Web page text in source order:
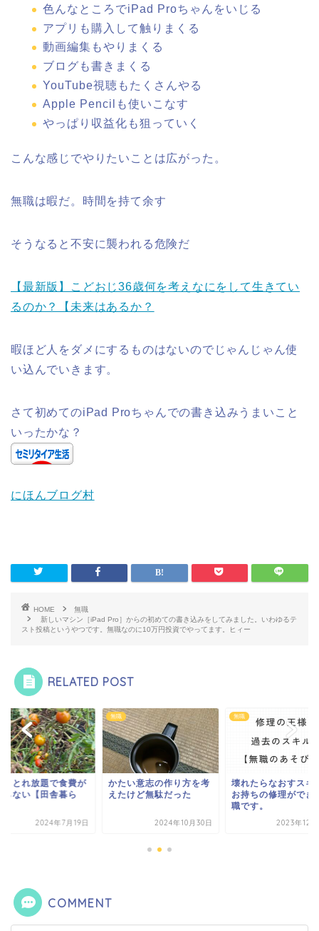
色んなところでiPad Proちゃんをいじる
アプリも購入して触りまくる
動画編集もやりまくる
ブログも書きまくる
YouTube視聴もたくさんやる
Apple Pencilも使いこなす
やっぱり収益化も狙っていく
こんな感じでやりたいことは広がった。
無職は暇だ。時間を持て余す
そうなると不安に襲われる危険だ
【最新版】こどおじ36歳何を考えなにをして生きてい
るのか？【未来はあるか？
暇ほど人をダメにするものはないのでじゃんじゃん使
い込んでいきます。
さて初めてのiPad Proちゃんでの書き込みうまいこと
いったかな？
にほんブログ村
HOME
無職
新しいマシン［iPad Pro］からの初めての書き込みをしてみました。いわゆるテ
スト投稿というやつです。無職なのに10万円投資でやってます。ヒィー
RELATED POST
トとれ放題で食費が
らない【田舎暮ら
2024年7月19日
無職
かたい意志の作り方を考
えたけど無駄だった
2024年10月30日
無職
壊れたらなおすスキ
お持ちの修理ができ
職です。
2023年12
COMMENT